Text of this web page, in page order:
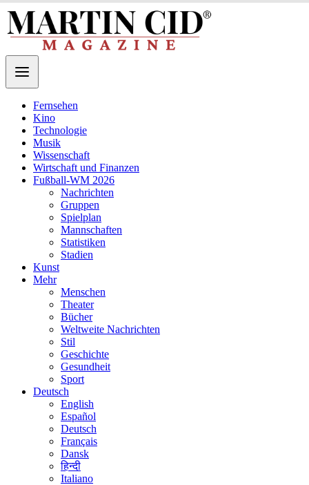
Fernsehen
Kino
Technologie
Musik
Wissenschaft
Wirtschaft und Finanzen
Fußball-WM 2026
Nachrichten
Gruppen
Spielplan
Mannschaften
Statistiken
Stadien
Kunst
Mehr
Menschen
Theater
Bücher
Weltweite Nachrichten
Stil
Geschichte
Gesundheit
Sport
Deutsch
English
Español
Deutsch
Français
Dansk
हिन्दी
Italiano